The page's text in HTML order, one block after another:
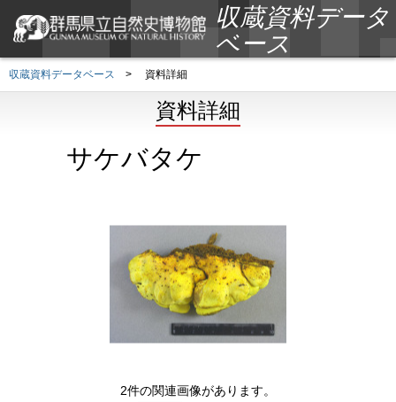
収蔵資料データ
ベース
収蔵資料データベース > 資料詳細
資料詳細
サケバタケ
2件の関連画像があります。